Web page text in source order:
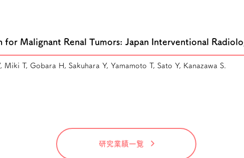
Malignant Renal Tumors: Japan Interventional
T, Gobara H, Sakuhara Y, Yamamoto T, Sato Y, Kanazawa S.
研究業績一覧